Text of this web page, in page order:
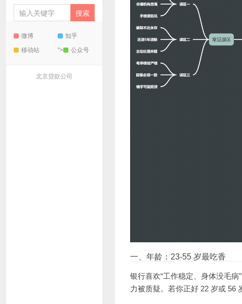
微博
知乎
移动站
"> 公众号
北京贷款公司
一、年龄：23-55 岁最吃香
银行喜欢“工作稳定、身体没毛
力被质疑。若你正好 22 岁或 56